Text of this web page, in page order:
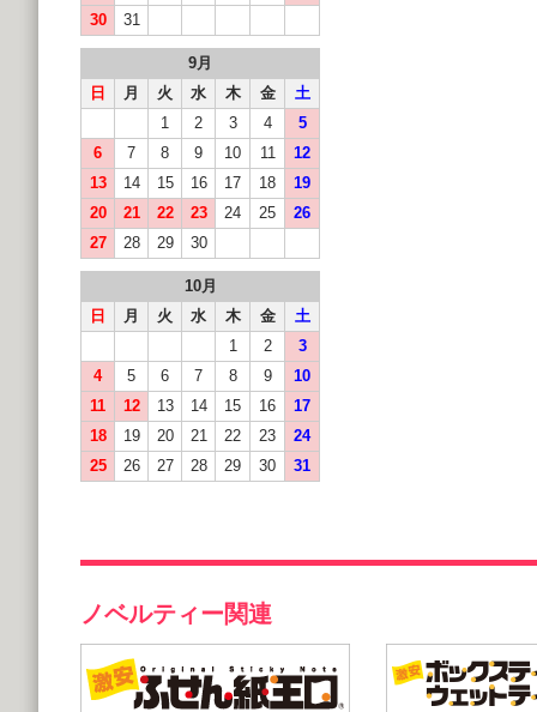
30
31
9月
日
月 火 水 木 金
土
1
2 3 4
5
6
7 8 9 10 11
12
13
14 15 16 17 18
19
20
21 22 23 24 25
26
27
28 29 30
10月
日
月 火 水 木 金
土
1
2
3
4
5 6 7 8 9
10
11
12 13 14 15 16
17
18
19 20 21 22 23
24
25
26 27 28 29 30 31
ノベルティー関連